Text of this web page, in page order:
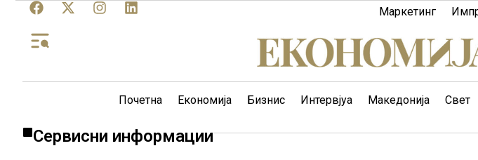
Маркетинг
Почетна Економија Бизнис Интервјуа Македонија Свет
Сервисни информации